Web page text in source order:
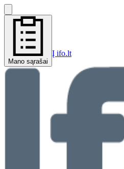
Mano sąrašai
Į ifo.lt